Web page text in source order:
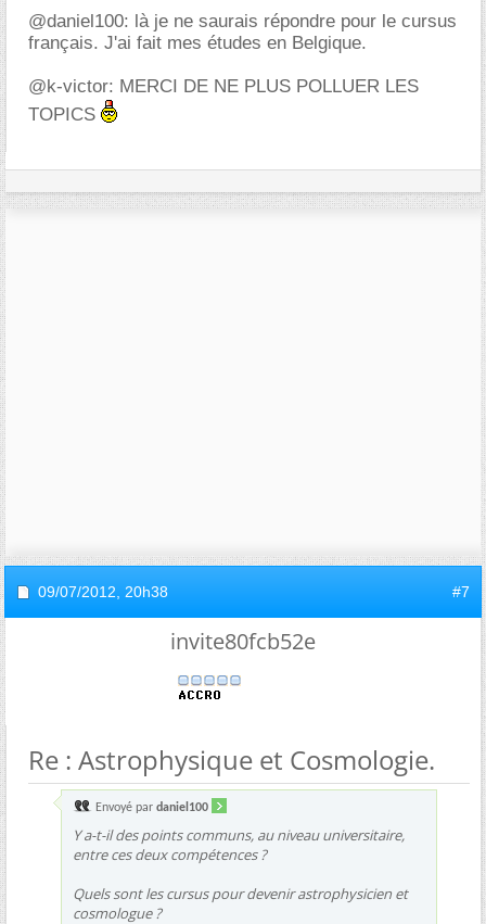
@daniel100: là je ne saurais répondre pour le cursus
français. J'ai fait mes études en Belgique.
@k-victor: MERCI DE NE PLUS POLLUER LES
TOPICS
09/07/2012, 20h38 #7
invite80fcb52e
Re : Astrophysique et Cosmologie.
Envoyé par daniel100
Y a-t-il des points communs, au niveau universitaire,
entre ces deux compétences ?
Quels sont les cursus pour devenir astrophysicien et
cosmologue ?